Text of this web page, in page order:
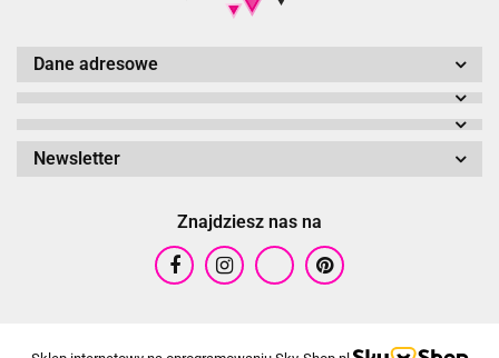
Dane adresowe
Newsletter
Znajdziesz nas na